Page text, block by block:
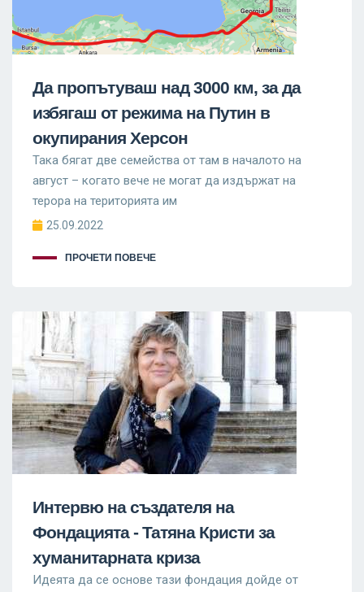
Да пропътуваш над 3000 км, за да
избягаш от режима на Путин в
окупирания Херсон
Така бягат две семейства от там в началото на
август – когато вече не могат да издържат на
терора на територията им
25.09.2022
ПРОЧЕТИ ПОВЕЧЕ
Интервю на създателя на
Фондацията - Татяна Кристи за
хуманитарната криза
Идеята да се основе тази фондация дойде от